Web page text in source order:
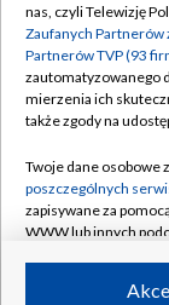
Emisja w TVP
Centrum
Naziemna
Rada
System NOS
Informacje o
nas, czyli Telewizję
Zaufanych Partnerów
Partnerów TVP (93
zautomatyzowanego
mierzenia ich
także zgody na
Twoje dane osobowe
poszczególnych
zapisywane za
WWW lub innych
ruchu w Internecie.